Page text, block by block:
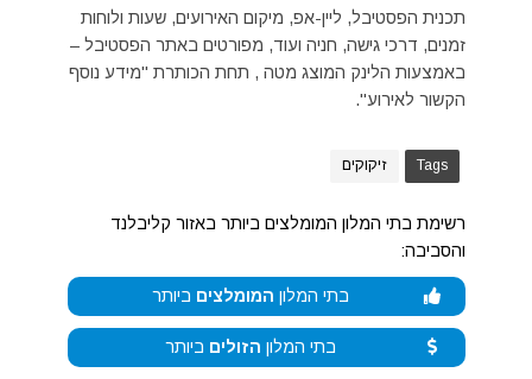
תכנית הפסטיבל, ליין-אפ, מיקום האירועים, שעות ולוחות
זמנים, דרכי גישה, חניה ועוד, מפורטים באתר הפסטיבל –
באמצעות הלינק המוצג מטה , תחת הכותרת "מידע נוסף
הקשור לאירוע".
Tags זיקוקים
רשימת בתי המלון המומלצים ביותר באזור קליבלנד
והסביבה:
בתי המלון המומלצים ביותר
בתי המלון הזולים ביותר